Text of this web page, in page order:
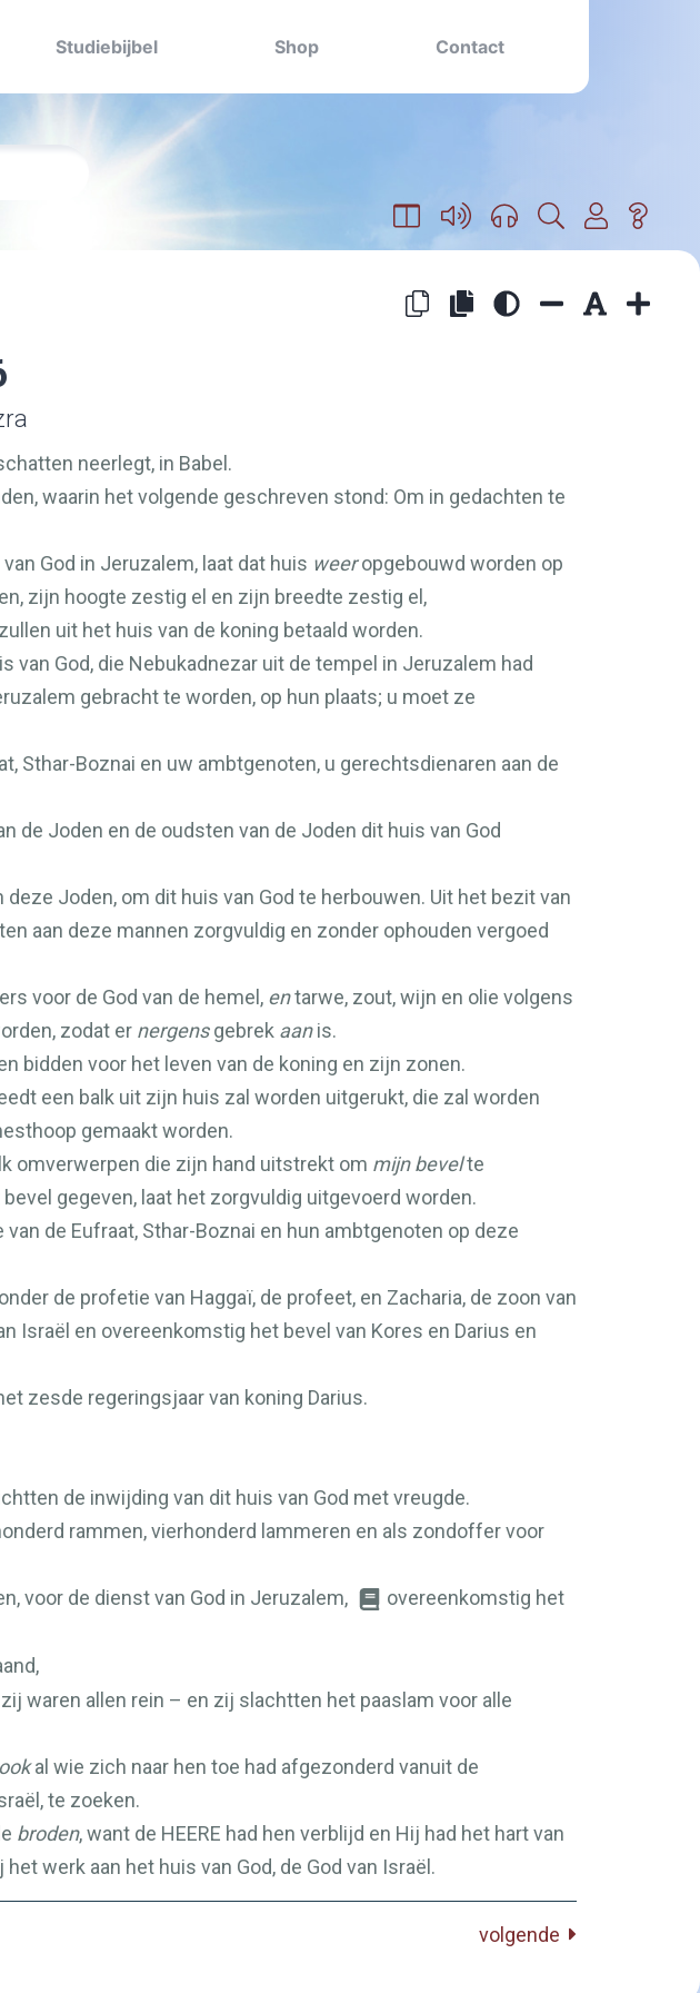
Studiebijbel Shop Contact
neerlegt, in Babel.
waarin het volgende geschreven stond: Om in gedachten te
God in Jeruzalem, laat dat huis weeropgebouwd worden op
zijn hoogte zestig el en zijn breedte zestig el,
uit het huis van de koning betaald worden.
God, die Nebukadnezar uit de tempel in Jeruzalem had
gebracht te worden, op hun plaats; u moet ze
Sthar-Boznai en uw ambtgenoten, u gerechtsdienaren aan de
de Joden en de oudsten van de Joden dit huis van God
Joden, om dit huis van God te herbouwen. Uit het bezit van
aan deze mannen zorgvuldig en zonder ophouden vergoed
voor de God van de hemel, entarwe, zout, wijn en olie volgens
zodat er nergensgebrek aanis.
bidden voor het leven van de koning en zijn zonen.
een balk uit zijn huis zal worden uitgerukt, die zal worden
gemaakt worden.
omverwerpen die zijn hand uitstrekt om mijn bevelte
gegeven, laat het zorgvuldig uitgevoerd worden.
de Eufraat, Sthar-Boznai en hun ambtgenoten op deze
de profetie van Haggaï, de profeet, en Zacharia, de zoon van
Israël en overeenkomstig het bevel van Kores en Darius en
zesde regeringsjaar van koning Darius.
de inwijding van dit huis van God met vreugde.
rammen, vierhonderd lammeren en als zondoffer voor
voor de dienst van God in Jeruzalem,
overeenkomstig het
waren allen rein – en zij slachtten het paaslam voor alle
ookal wie zich naar hen toe had afgezonderd vanuit de
te zoeken.
broden, want de HEERE had hen verblijd en Hij had het hart van
het werk aan het huis van God, de God van Israël.
volgende